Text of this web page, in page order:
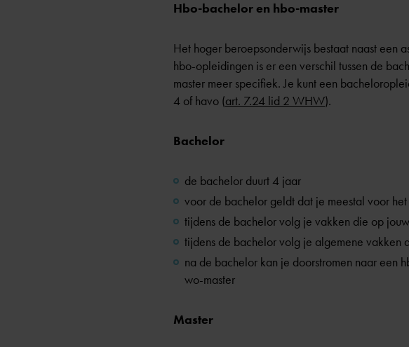
Hbo-bachelor en hbo-master
Het hoger beroepsonderwijs bestaat naast een
hbo-opleidingen is er een verschil tussen de
master meer specifiek. Je kunt een
4 ofhavo (art. 7.24 lid 2 WHW).
Bachelor
de bachelor duurt 4 jaar
voor de bachelor geldt dat je meestal voor
tijdens de bachelor volg je vakken die op
tijdens de bachelor volg je algemene vakken
na de bachelor kan je doorstromen naar een
wo-master
Master